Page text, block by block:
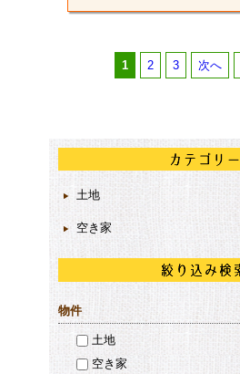
1 2 3 次へ
土地
空き家
物件
土地
空き家